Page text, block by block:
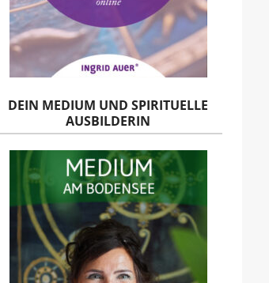
DEIN MEDIUM UND SPIRITUELLE
AUSBILDERIN